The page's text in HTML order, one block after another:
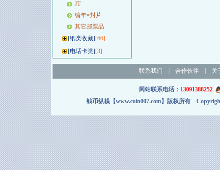
JT
编年=封片
其它邮票品
[纸类收藏][66]
[电话卡类][3]
联系我们 合作伙伴| 关
网站联系电话： 13091388252
钱币纵横【www.coin007.com】版权所有